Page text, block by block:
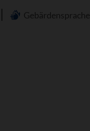
Gebärdensprache